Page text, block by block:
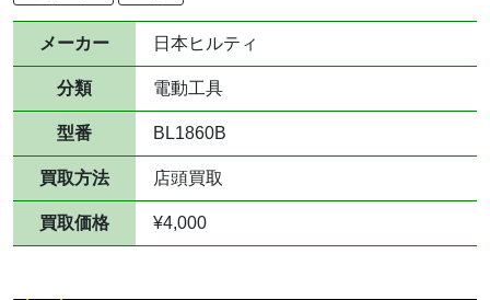
メーカー 日本ヒルティ
分類 電動工具
型番 BL1860B
買取方法 店頭買取
買取価格 ¥4,000